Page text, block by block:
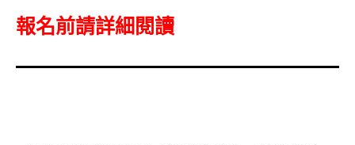
報名前請詳細閱讀